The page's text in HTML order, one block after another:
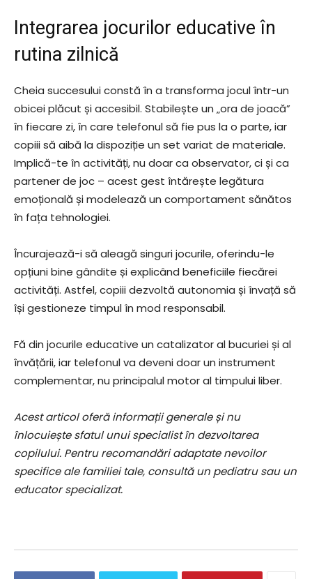
Integrarea jocurilor educative în
rutina zilnică
Cheia succesului constă în a transforma jocul într-un
obicei plăcut și accesibil. Stabilește un „ora de joacă”
în fiecare zi, în care telefonul să fie pus la o parte, iar
copiii să aibă la dispoziție un set variat de materiale.
Implică-te în activități, nu doar ca observator, ci și ca
partener de joc – acest gest întărește legătura
emoțională și modelează un comportament sănătos
în fața tehnologiei.
Încurajează-i să aleagă singuri jocurile, oferindu-le
opțiuni bine gândite și explicând beneficiile fiecărei
activități. Astfel, copiii dezvoltă autonomia și învață să
își gestioneze timpul în mod responsabil.
Fă din jocurile educative un catalizator al bucuriei și al
învățării, iar telefonul va deveni doar un instrument
complementar, nu principalul motor al timpului liber.
Acest articol oferă informații generale și nu
înlocuiește sfatul unui specialist în dezvoltarea
copilului. Pentru recomandări adaptate nevoilor
specifice ale familiei tale, consultă un pediatru sau un
educator specializat.